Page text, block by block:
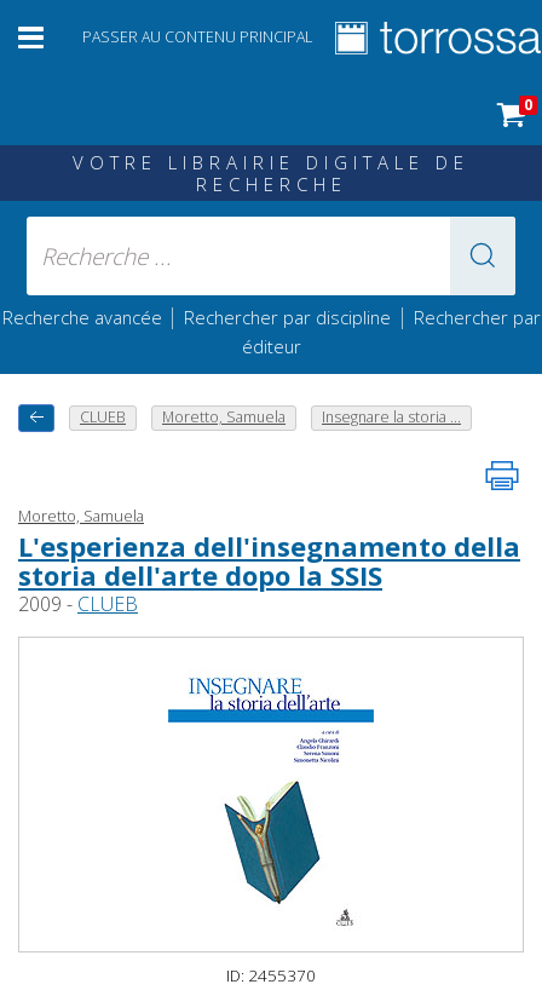
PASSER AU CONTENU PRINCIPAL
0
VOTRE LIBRAIRIE DIGITALE DE
RECHERCHE
Recherche avancée | Rechercher par discipline | Rechercher par
éditeur
CLUEB Moretto, Samuela Insegnare la storia ...
Moretto, Samuela
L'esperienza dell'insegnamento della
storia dell'arte dopo la SSIS
2009 - CLUEB
ID: 2455370